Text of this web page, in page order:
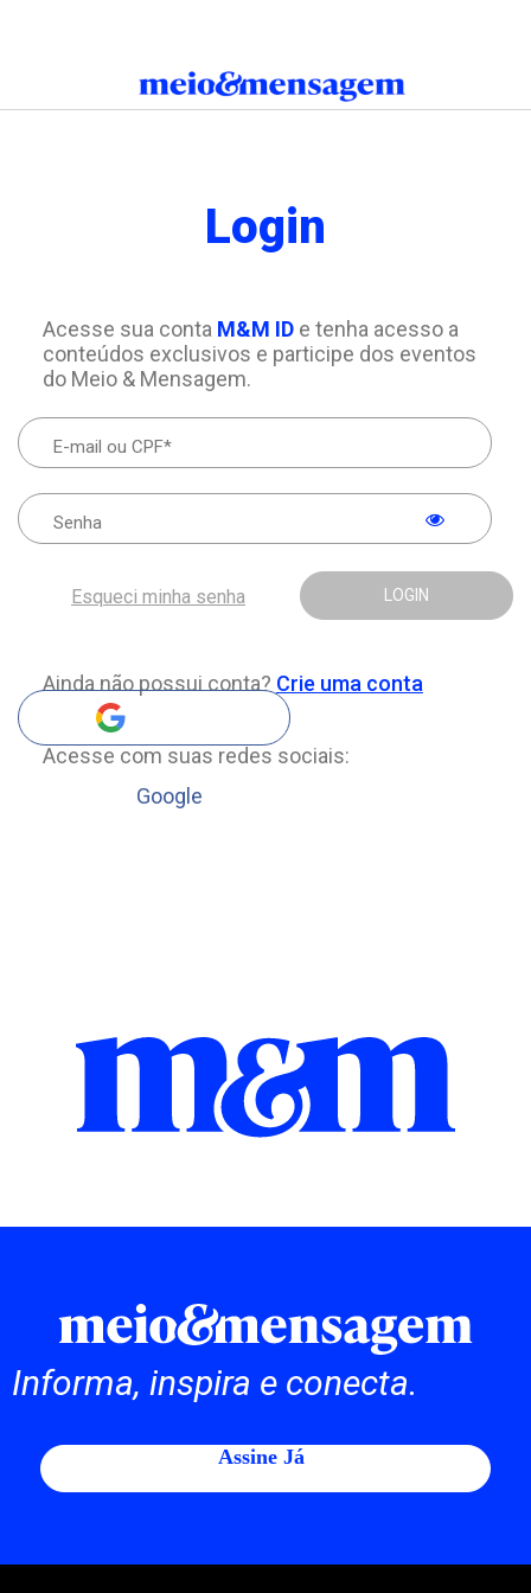
Login
Acesse sua conta M&M IDe tenha acesso a
conteúdos exclusivos e participe dos eventos
do Meio & Mensagem.
LOGIN
Esqueci minha senha
Ainda não possui conta? Crie uma conta
Acesse com suas redes sociais:
Google
Informa, inspira e conecta.
Assine Já